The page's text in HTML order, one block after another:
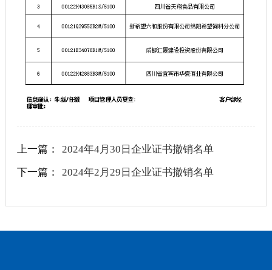
上一篇：
2024年4月30日企业证书撤销名单
下一篇：
2024年2月29日企业证书撤销名单